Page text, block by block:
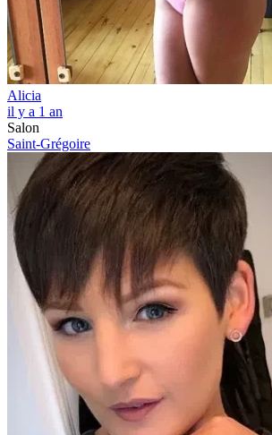
Alicia
il y a 1 an
Salon
Saint-Grégoire